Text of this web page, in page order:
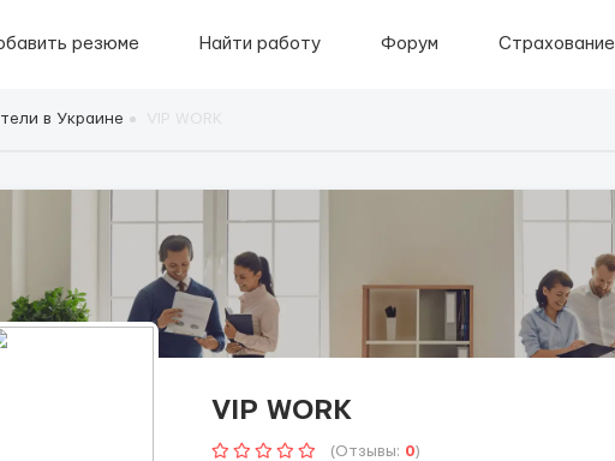
резюме Найти работу Форум Страхование
в Украине
VIP WORK
(Отзывы: 0)